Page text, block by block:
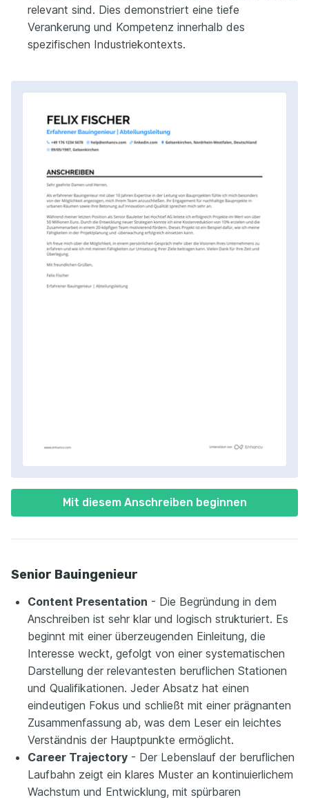
Mit diesem Anschreiben beginnen
relevant sind. Dies demonstriert eine tiefe
Verankerung und Kompetenz innerhalb des
spezifischen Industriekontexts.
Senior Bauingenieur
Content Presentation - Die Begründung in dem
Anschreiben ist sehr klar und logisch strukturiert. Es
beginnt mit einer überzeugenden Einleitung, die
Interesse weckt, gefolgt von einer systematischen
Darstellung der relevantesten beruflichen Stationen
und Qualifikationen. Jeder Absatz hat einen
eindeutigen Fokus und schließt mit einer prägnanten
Zusammenfassung ab, was dem Leser ein leichtes
Verständnis der Hauptpunkte ermöglicht.
Career Trajectory - Der Lebenslauf der beruflichen
Laufbahn zeigt ein klares Muster an kontinuierlichem
Wachstum und Entwicklung, mit spürbaren